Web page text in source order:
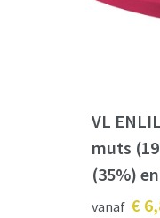
VL
muts
(35%)
vanaf €